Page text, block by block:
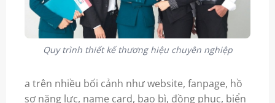
Quy trình thiết kế thương hiệu chuyên nghiệp
a trên nhiều bối cảnh như website, fanpage, hồ
sơ năng lực, name card, bao bì, đồng phục, biển